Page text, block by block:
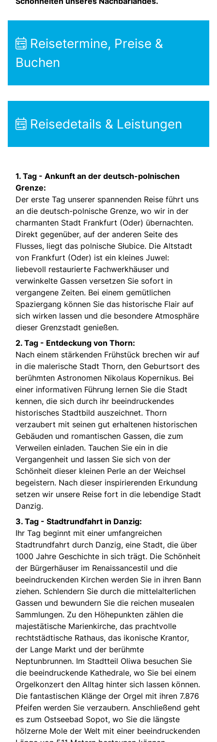
Reisetermine, Preise &
Buchen
Reisedetails & Leistungen
1. Tag - Ankunft an der deutsch-polnischen
Grenze:
Der erste Tag unserer spannenden Reise führt uns
an die deutsch-polnische Grenze, wo wir in der
charmanten Stadt Frankfurt (Oder) übernachten.
Direkt gegenüber, auf der anderen Seite des
Flusses, liegt das polnische Słubice. Die Altstadt
von Frankfurt (Oder) ist ein kleines Juwel:
liebevoll restaurierte Fachwerkhäuser und
verwinkelte Gassen versetzen Sie sofort in
vergangene Zeiten. Bei einem gemütlichen
Spaziergang können Sie das historische Flair auf
sich wirken lassen und die besondere Atmosphäre
dieser Grenzstadt genießen.
2. Tag - Entdeckung von Thorn:
Nach einem stärkenden Frühstück brechen wir auf
in die malerische Stadt Thorn, den Geburtsort des
berühmten Astronomen Nikolaus Kopernikus. Bei
einer informativen Führung lernen Sie die Stadt
kennen, die sich durch ihr beeindruckendes
historisches Stadtbild auszeichnet. Thorn
verzaubert mit seinen gut erhaltenen historischen
Gebäuden und romantischen Gassen, die zum
Verweilen einladen. Tauchen Sie ein in die
Vergangenheit und lassen Sie sich von der
Schönheit dieser kleinen Perle an der Weichsel
begeistern. Nach dieser inspirierenden Erkundung
setzen wir unsere Reise fort in die lebendige Stadt
Danzig.
3. Tag - Stadtrundfahrt in Danzig:
Ihr Tag beginnt mit einer umfangreichen
Stadtrundfahrt durch Danzig, eine Stadt, die über
1000 Jahre Geschichte in sich trägt. Die Schönheit
der Bürgerhäuser im Renaissancestil und die
beeindruckenden Kirchen werden Sie in ihren Bann
ziehen. Schlendern Sie durch die mittelalterlichen
Gassen und bewundern Sie die reichen musealen
Sammlungen. Zu den Höhepunkten zählen die
majestätische Marienkirche, das prachtvolle
rechtstädtische Rathaus, das ikonische Krantor,
der Lange Markt und der berühmte
Neptunbrunnen. Im Stadtteil Oliwa besuchen Sie
die beeindruckende Kathedrale, wo Sie bei einem
Orgelkonzert den Alltag hinter sich lassen können.
Die fantastischen Klänge der Orgel mit ihren 7.876
Pfeifen werden Sie verzaubern. Anschließend geht
es zum Ostseebad Sopot, wo Sie die längste
hölzerne Mole der Welt mit einer beeindruckenden